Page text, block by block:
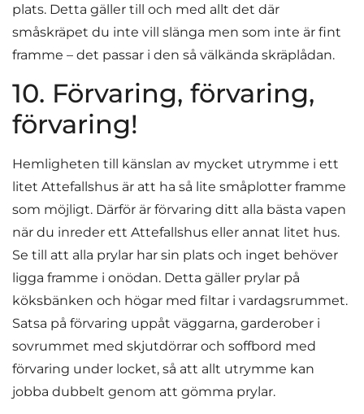
plats. Detta gäller till och med allt det där
småskräpet du inte vill slänga men som inte är fint
framme – det passar i den så välkända skräplådan.
10. Förvaring, förvaring,
förvaring!
Hemligheten till känslan av mycket utrymme i ett
litet Attefallshus är att ha så lite småplotter framme
som möjligt. Därför är förvaring ditt alla bästa vapen
när du inreder ett Attefallshus eller annat litet hus.
Se till att alla prylar har sin plats och inget behöver
ligga framme i onödan. Detta gäller prylar på
köksbänken och högar med filtar i vardagsrummet.
Satsa på förvaring uppåt väggarna, garderober i
sovrummet med skjutdörrar och soffbord med
förvaring under locket, så att allt utrymme kan
jobba dubbelt genom att gömma prylar.